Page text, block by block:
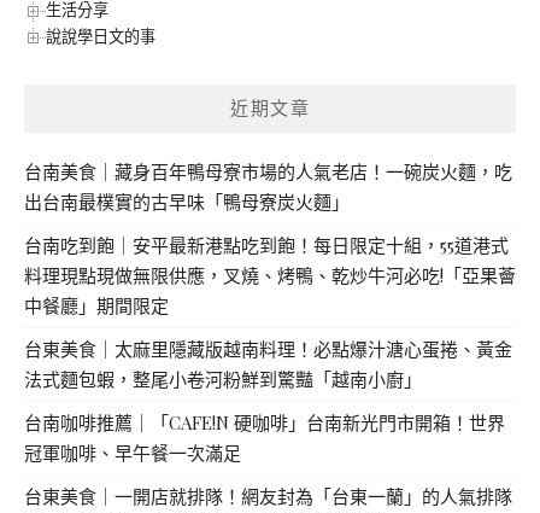
生活分享
說說學日文的事
近期文章
台南美食｜藏身百年鴨母寮市場的人氣老店！一碗炭火麵，吃
出台南最樸實的古早味「鴨母寮炭火麵」
台南吃到飽｜安平最新港點吃到飽！每日限定十組，55道港式
料理現點現做無限供應，叉燒、烤鴨、乾炒牛河必吃!「亞果薈
中餐廳」期間限定
台東美食｜太麻里隱藏版越南料理！必點爆汁溏心蛋捲、黃金
法式麵包蝦，整尾小卷河粉鮮到驚豔「越南小廚」
台南咖啡推薦｜「CAFE!N 硬咖啡」台南新光門市開箱！世界
冠軍咖啡、早午餐一次滿足
台東美食｜一開店就排隊！網友封為「台東一蘭」的人氣排隊